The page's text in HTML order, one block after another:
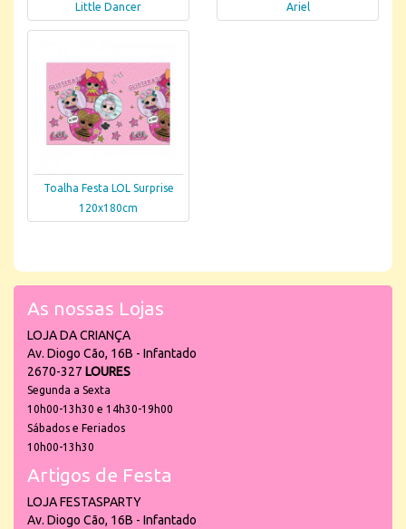
Little Dancer
Ariel
Toalha Festa LOL Surprise
120x180cm
As nossas Lojas
LOJA DA CRIANÇA
Av. Diogo Cão, 16B - Infantado
2670-327 LOURES
Segunda a Sexta
10h00-13h30 e 14h30-19h00
Sábados e Feriados
10h00-13h30
Artigos de Festa
LOJA FESTASPARTY
Av. Diogo Cão, 16B - Infantado